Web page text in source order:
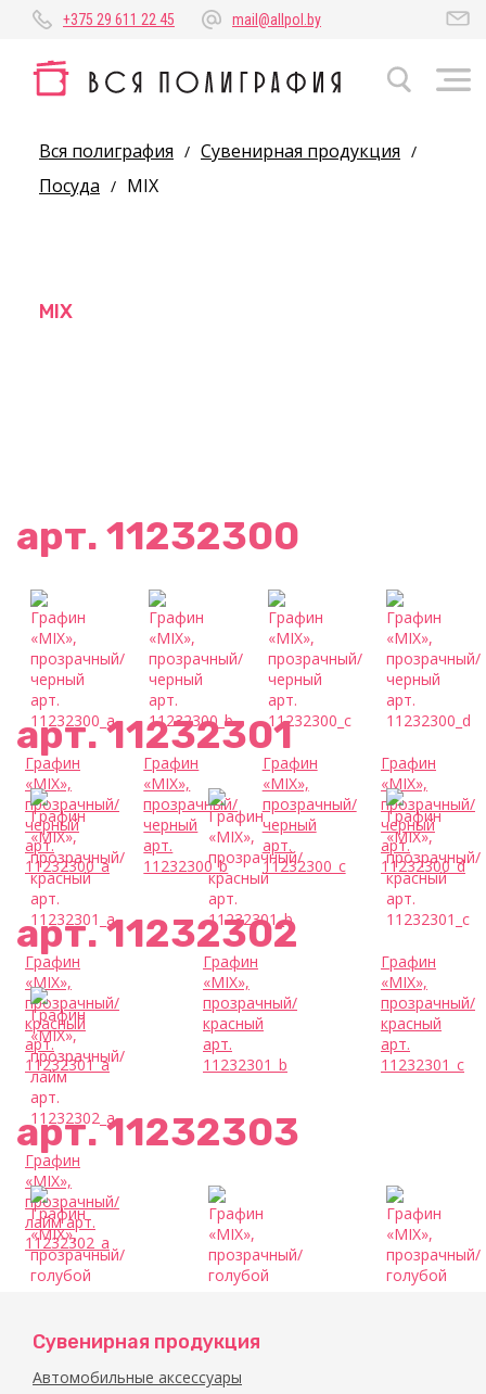
+375 29 611 22 45 mail@allpol.by
Вся полиграфия / Сувенирная продукция /
Посуда / MIX
MIX
арт. 11232300
Графин
«MIX»,
прозрачный/
черный
арт.
11232300_a
Графин
«MIX»,
прозрачный/
черный
арт.
11232300_b
Графин
«MIX»,
прозрачный/
черный
арт.
11232300_c
Графин
«MIX»,
прозрачный/
черный
арт.
11232300_d
арт. 11232301
Графин
«MIX»,
прозрачный/
красный
арт.
11232301_a
Графин
«MIX»,
прозрачный/
красный
арт.
11232301_b
Графин
«MIX»,
прозрачный/
красный
арт.
11232301_c
арт. 11232302
Графин
«MIX»,
прозрачный/
лайм арт.
11232302_a
арт. 11232303
Графин
«MIX»,
Графин
«MIX»,
Сувенирная продукция
Автомобильные аксессуары